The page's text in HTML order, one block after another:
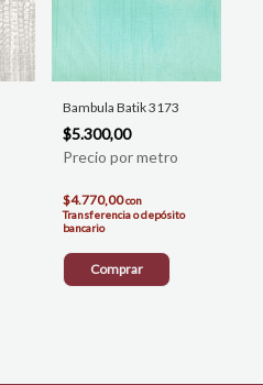
Bambula Batik 3173
$5.300,00
$4.770,00con
Transferencia o depósito
bancario
Comprar